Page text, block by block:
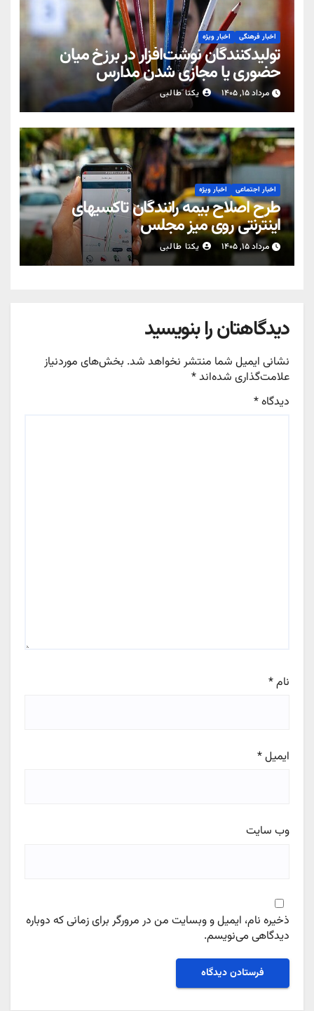
اخبار فرهنگی اخبار ویژه
تولیدکنندگان نوشت‌افزار در برزخ میان
حضوری یا مجازی شدن مدارس
مرداد ۱۵, ۱۴۰۵ یکتا طالبی
اخبار اجتماعی اخبار ویژه
طرح اصلاح بیمه رانندگان تاکسیهای
اینترنتی روی میز مجلس
مرداد ۱۵, ۱۴۰۵ یکتا طالبی
دیدگاهتان را بنویسید
نشانی ایمیل شما منتشر نخواهد شد. بخش‌های موردنیاز
علامت‌گذاری شده‌اند*
دیدگاه*
نام*
ایمیل*
وب‌ سایت
ذخیره نام، ایمیل و وبسایت من در مرورگر برای زمانی که دوباره
دیدگاهی می‌نویسم.